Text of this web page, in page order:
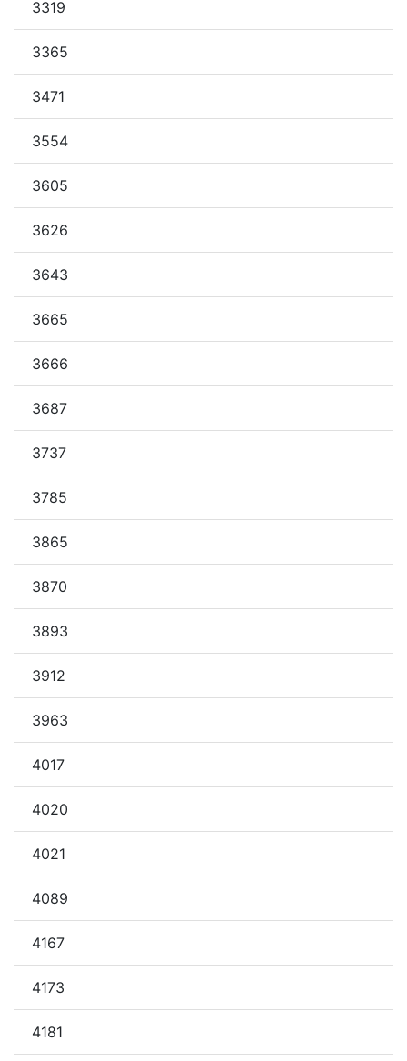
3319
3365
3471
3554
3605
3626
3643
3665
3666
3687
3737
3785
3865
3870
3893
3912
3963
4017
4020
4021
4089
4167
4173
4181